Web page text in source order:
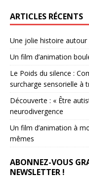
ARTICLES RÉCENTS
Une jolie histoire autour
Un film d’animation
Le Poids du silence :
surcharge sensorielle à
Découverte : « Être
neurodivergence
Un film d’animation à
mêmes
ABONNEZ-VOUS
NEWSLETTER !